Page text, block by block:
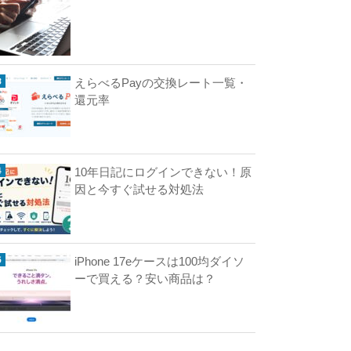
えらべるPayの交換レート一覧・
還元率
10年日記にログインできない！原
因と今すぐ試せる対処法
iPhone 17eケースは100均ダイソ
ーで買える？安い商品は？